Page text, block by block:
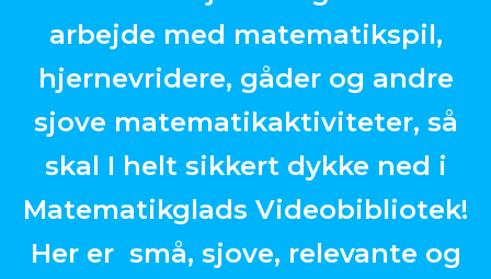
arbejde med matematikspil,
hjernevridere, gåder og andre
sjove matematikaktiviteter, så
skal I helt sikkert dykke ned i
Matematikglads Videobibliotek!
Her er små, sjove, relevante og